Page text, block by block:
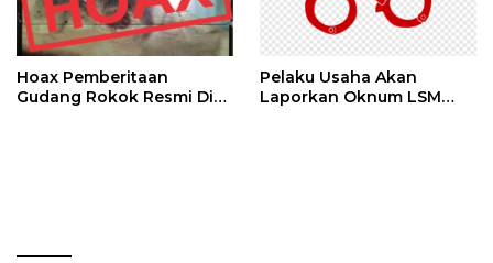
Hoax Pemberitaan
Gudang Rokok Resmi Di
Pelaku Usaha Akan
Laporkan Oknum LSM